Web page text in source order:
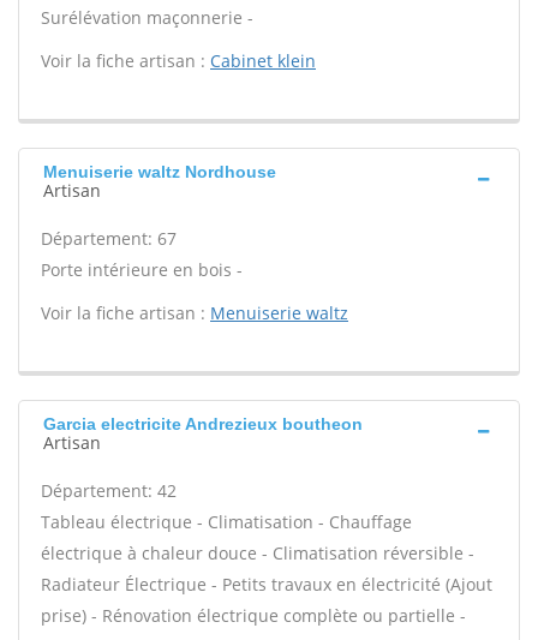
Surélévation maçonnerie -
Voir la fiche artisan : Cabinet klein
Menuiserie waltz Nordhouse
Artisan
Département: 67
Porte intérieure en bois -
Voir la fiche artisan : Menuiserie waltz
Garcia electricite Andrezieux boutheon
Artisan
Département: 42
Tableau électrique - Climatisation - Chauffage
électrique à chaleur douce - Climatisation réversible -
Radiateur Électrique - Petits travaux en électricité (Ajout
prise) - Rénovation électrique complète ou partielle -